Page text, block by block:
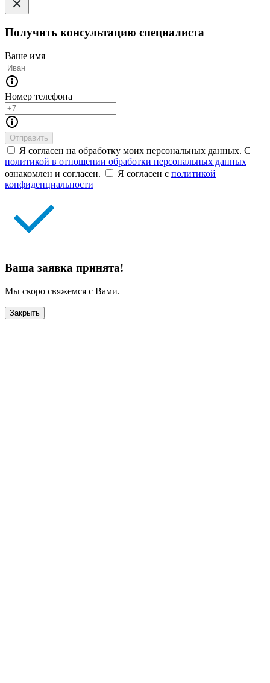
Получить консультацию специалиста
Ваше имя
Номер телефона
Отправить
Я согласен на обработку моих персональных данных. С
политикой в отношении обработки персональных данных
ознакомлен и согласен.
Я согласен с политикой
конфиденциальности
Ваша заявка принята!
Мы скоро свяжемся с Вами.
Закрыть